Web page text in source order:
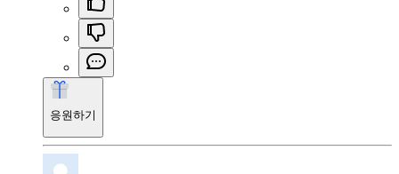
응원하기